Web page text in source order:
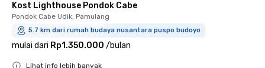
Kost Lighthouse Pondok Cabe
Pondok Cabe Udik, Pamulang
5.7 km dari rumah budaya nusantara puspo budoyo
mulai dari Rp1.350.000 /bulan
Lihat info lebih banyak